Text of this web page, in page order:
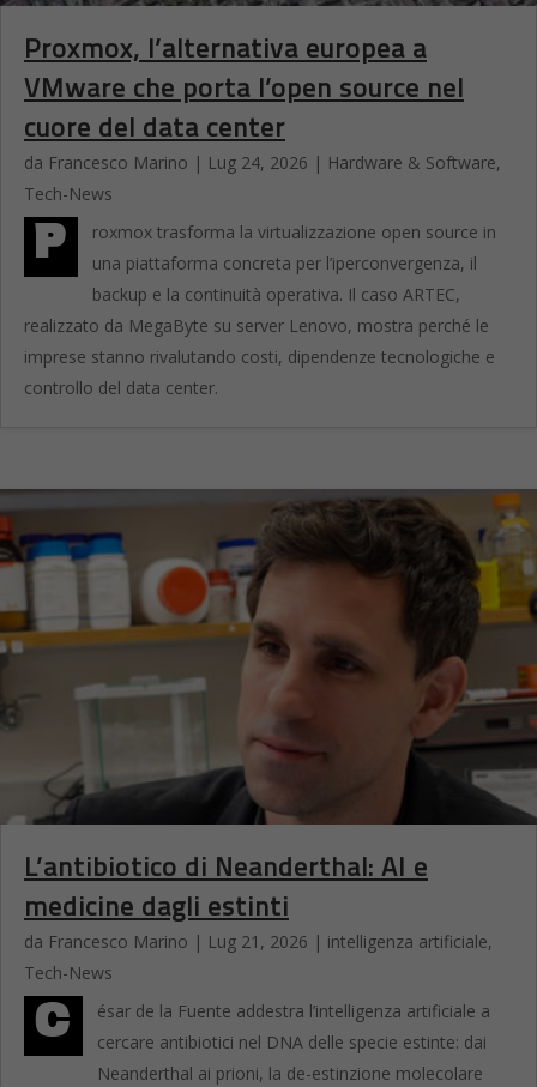
Proxmox, l’alternativa europea a
VMware che porta l’open source nel
cuore del data center
da Francesco Marino | Lug 24, 2026 | Hardware & Software,
Tech-News
P
roxmox trasforma la virtualizzazione open source in
una piattaforma concreta per l’iperconvergenza, il
backup e la continuità operativa. Il caso ARTEC,
realizzato da MegaByte su server Lenovo, mostra perché le
imprese stanno rivalutando costi, dipendenze tecnologiche e
controllo del data center.
L’antibiotico di Neanderthal: AI e
medicine dagli estinti
da Francesco Marino | Lug 21, 2026 | intelligenza artificiale,
Tech-News
C
ésar de la Fuente addestra l’intelligenza artificiale a
cercare antibiotici nel DNA delle specie estinte: dai
Neanderthal ai prioni, la de-estinzione molecolare